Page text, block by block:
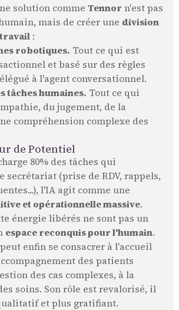
solution comme Tennor n'est pas
mais de créer une division
:
robotiques. Tout ce qui est
et basé sur des règles
à l'agent conversationnel.
tâches humaines. Tout ce qui
du jugement, de la
compréhension complexe des
de Potentiel
80% des tâches qui
secrétariat (prise de RDV, rappels,
l'IA agit comme une
et opérationnelle massive.
énergie libérés ne sont pas un
espace reconquis pour l'humain.
enfin se consacrer à l'accueil
des patients
des cas complexes, à la
soins. Son rôle est revalorisé, il
et plus gratifiant.